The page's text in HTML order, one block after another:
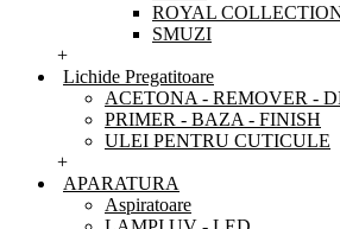
ROYAL
SMUZI
+
Lichide Pregatitoare
ACETONA - REMOVER -
PRIMER - BAZA - FINISH
ULEI PENTRU CUTICULE
+
APARATURA
Aspiratoare